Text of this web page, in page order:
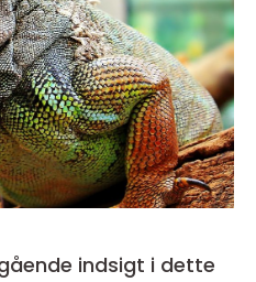
indsigt i dette